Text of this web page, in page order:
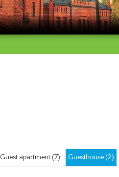
Guest apartment (7) Guesthouse (2)